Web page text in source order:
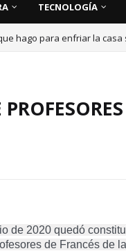
TECNOLOGÍA
hago para enfriar la
de 2020 quedó
de Francés de la